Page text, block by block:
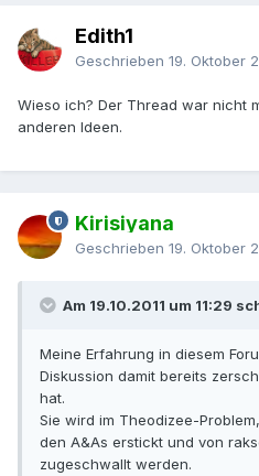
Edith1
Geschrieben 19. Oktober
Wieso ich? Der Thread war nicht
anderen Ideen.
Kirisiyana
Geschrieben 19. Oktober
Am 19.10.2011 um 11:29
Meine Erfahrung in diesem
Diskussion damit bereits
hat.
Sie wird im Theodizee-
den A&As erstickt und von
zugeschwallt werden.